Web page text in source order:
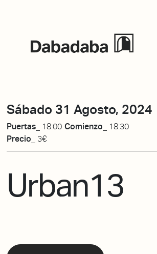
Sábado 31 Agosto, 2024
Puertas_ 18:00 Comienzo_
18:30
Precio_ 3€
Urban13